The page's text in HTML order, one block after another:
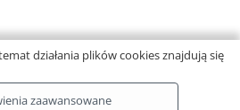
cookies.
działania plików cookies znajdują się
zaawansowane